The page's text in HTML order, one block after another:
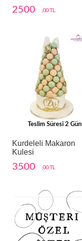
2500 ,00 TL
Teslim Süresi 2 Gün
Kurdeleli Makaron
Kulesi
3500 ,00 TL